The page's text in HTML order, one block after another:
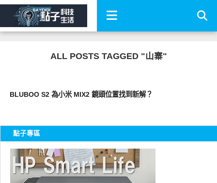
ALL POSTS TAGGED "山寨"
BLUBOO S2 為小米 MIX2 鏡頭位置找到新解？
點子專區